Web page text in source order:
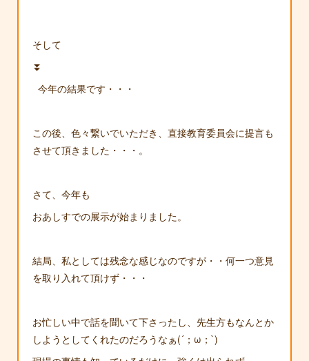
そして
⏬
今年の結果です・・・
この後、色々繋いでいただき、直接教育委員会に提言も
させて頂きました・・・。
さて、今年も
おあしすでの展示が始まりました。
結局、私としては残念な感じなのですが・・何一つ意見
を取り入れて頂けず・・・
お忙しい中で話を聞いて下さったし、先生方もなんとか
しようとしてくれたのだろうなぁ(´；ω；`)